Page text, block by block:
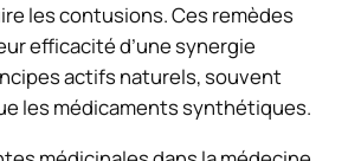
les contusions. Ces remèdes
efficacité d’une synergie
actifs naturels, souvent
les médicaments synthétiques.